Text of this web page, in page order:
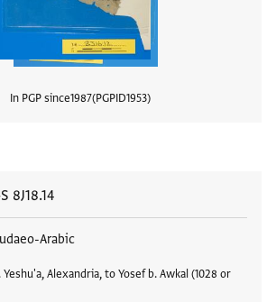
In PGP since1987 PGPID1953
8J18.14
Arabic
Alexandria, to Yosef b. Awkal (1028 or